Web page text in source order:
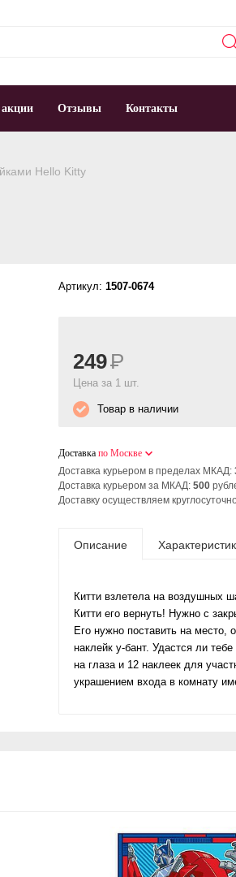
Отзывы Контакты
Hello Kitty
Артикул: 1507-0674
249Р
Цена за 1 шт.
Товар в наличии
Доставка по Москве
Доставка курьером в пределах МКАД:
Доставка курьером за МКАД: 500
Доставку осуществляем
Описание
Китти взлетела на воздушных
Китти его вернуть! Нужно с
Его нужно поставить на место,
наклейк у-бант. Удастся ли
на глаза и 12 наклеек для
украшением входа в комнату